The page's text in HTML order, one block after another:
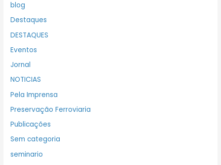
blog
Destaques
DESTAQUES
Eventos
Jornal
NOTICIAS
Pela Imprensa
Preservação Ferroviaria
Publicações
Sem categoria
seminario